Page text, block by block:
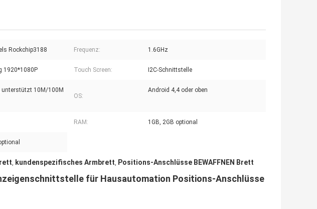
Rockchip3188 Frequenz: 1.6GHz
1920*1080P Touch Screen: I2C-Schnittstelle
unterstützt 10M/100M
OS:
Android 4,4 oder oben
RAM: 1GB, 2GB optional
, kundenspezifisches Armbrett, Positions-Anschlüsse BEWAFFNEN Brett
für Hausautomation Positions-Anschlüsse